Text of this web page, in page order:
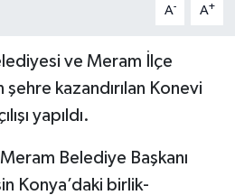
A- A+
ve Meram İlçe
kazandırılan Konevi
yapıldı.
Belediye Başkanı
Konya’daki birlik-